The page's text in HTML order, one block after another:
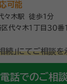
可能
々木駅 徒歩1分
代々木１丁目３０番
続」にてご相談
話でのご相談